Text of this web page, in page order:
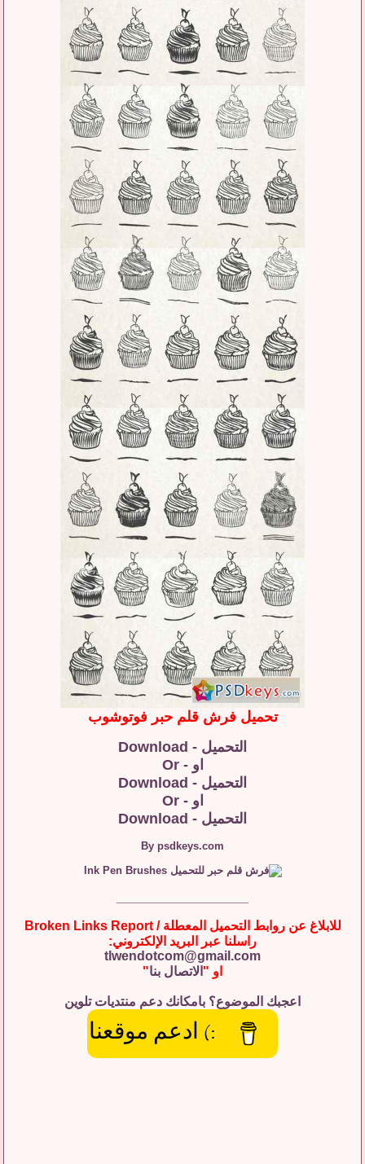
تحميل فرش قلم حبر فوتوشوب
التحميل - Download
او - Or
التحميل - Download
او - Or
التحميل - Download
By psdkeys.com
للابلاغ عن روابط التحميل المعطلة / Broken Links Report
راسلنا عبر البريد الإلكتروني:
tlwendotcom@gmail.com
او " الاتصال بنا"
اعجبك الموضوع؟ بامكانك دعم منتديات تلوين
:) ادعم موقعنا